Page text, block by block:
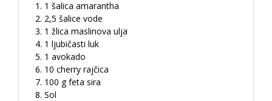
1 šalica amarantha
2,5 šalice vode
1 žlica maslinova ulja
1 ljubičasti luk
1 avokado
10 cherry rajčica
100 g feta sira
Sol